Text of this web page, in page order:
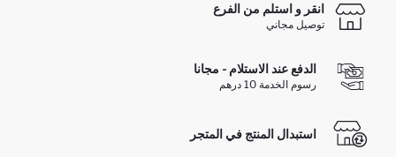
انقر و استلم من الفرع
توصيل مجاني
الدفع عند الاستلام - مجانا
رسوم الخدمة 10 درهم
استبدال المنتج في المتجر